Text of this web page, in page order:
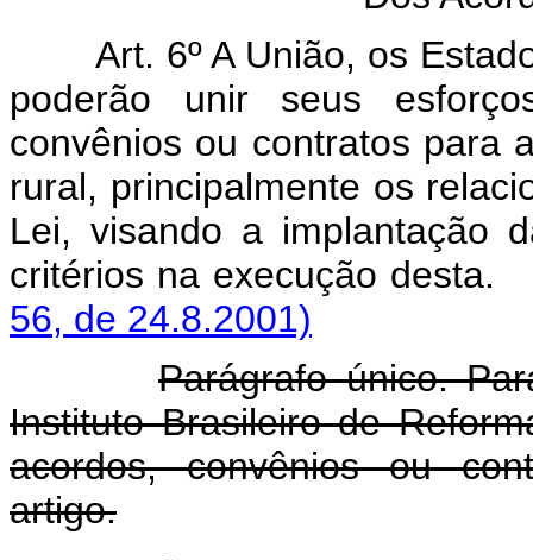
Art. 6º A União, os
poderão unir seus
convênios ou contratos para
rural, principalmente os
Lei, visando a implantação
critérios na execução
56, de 24.8.2001)
Parágrafo único.
Instituto Brasileiro de
acordos, convênios ou
artigo.